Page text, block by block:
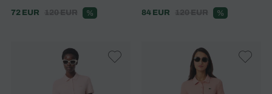
72 EUR
120 EUR %
84 EUR
120 EUR %